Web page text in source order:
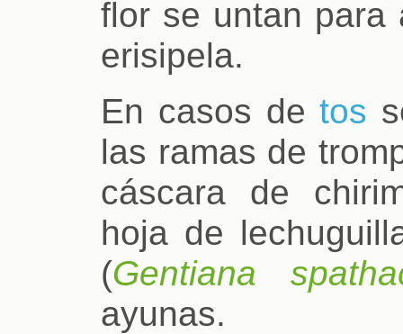
flor se untan para
erisipela.
En casos detos
las ramas de
cáscara de
hoja de
(Gentiana
ayunas.